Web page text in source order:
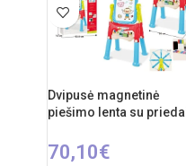
Dvipusė magnetinė
piešimo lenta su
70,10€